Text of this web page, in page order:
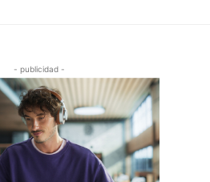
- publicidad -